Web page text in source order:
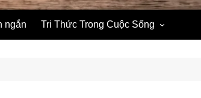
ngắn Tri Thức Trong Cuộc Sống